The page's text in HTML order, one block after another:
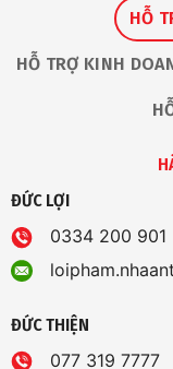
HỖ
HỖ TRỢ KINH
ĐỨC LỢI
0334 200 901
ĐỨC THIỆN
077 319 7777